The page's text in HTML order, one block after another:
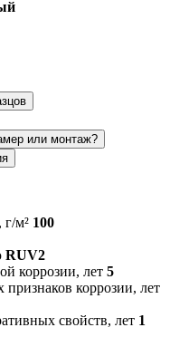
или монтаж?
м² 100
RUV2
коррозии, лет 5
признаков коррозии, лет
свойств, лет 1